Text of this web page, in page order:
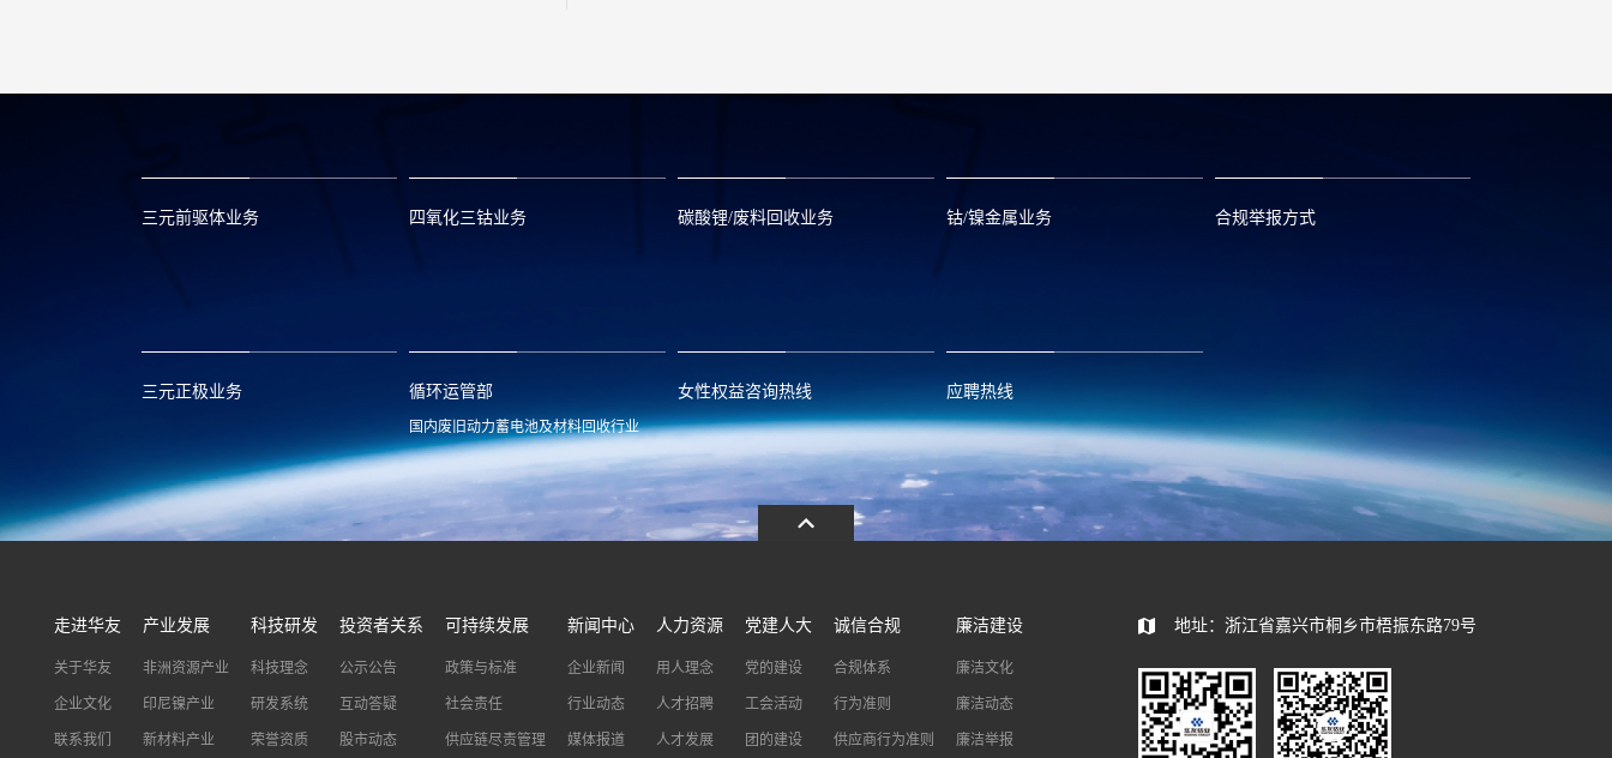
三元前驱体业务 四氧化三钴业务 碳酸锂/废料回收业务 钴/镍金属业务 合规举报方式
三元正极业务 循环运管部
国内废旧动力蓄电池及材料回收行业
hyxh@huayou.com
女性权益咨询热线
13486326037
应聘热线
0086-0573-88585392
走进华友
关于华友
企业文化
联系我们
产业发展
非洲资源产业
印尼镍产业
新材料产业
科技研发
科技理念
研发系统
荣誉资质
投资者关系
公示公告
互动答疑
股市动态
可持续发展
政策与标准
社会责任
供应链尽责管理
新闻中心
企业新闻
行业动态
媒体报道
人力资源
用人理念
人才招聘
人才发展
党建人大
党的建设
工会活动
团的建设
诚信合规
合规体系
行为准则
供应商行为准则
廉洁建设
廉洁文化
廉洁动态
廉洁举报
地址：浙江省嘉兴市桐乡市梧振东路79号